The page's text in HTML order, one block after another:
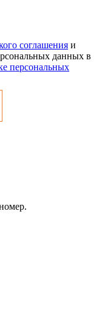
соглашения и
данных в
персональных